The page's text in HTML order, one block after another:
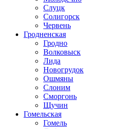
Слуцк
Солигорск
Червень
Гродненская
Гродно
Волковыск
Лида
Новогрудок
Ошмяны
Слоним
Сморгонь
Щучин
Гомельская
Гомель